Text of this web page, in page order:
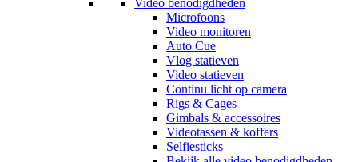
Video benodigdheden
Microfoons
Video monitoren
Auto Cue
Vlog statieven
Video statieven
Continu licht op camera
Rigs & Cages
Gimbals & accessoires
Videotassen & koffers
Selfiesticks